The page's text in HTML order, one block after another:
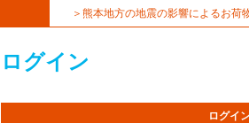
＞熊本地方の地震の影響によるお荷
ログイン
ログイ